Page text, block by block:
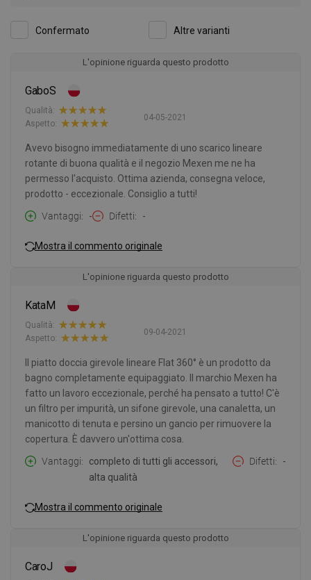
Confermato Altre varianti
L'opinione riguarda questo prodotto
GaboS
04-05-2021
Qualità:
Aspetto:
Avevo bisogno immediatamente di uno scarico lineare
rotante di buona qualità e il negozio Mexen me ne ha
permesso l'acquisto. Ottima azienda, consegna veloce,
prodotto - eccezionale. Consiglio a tutti!
Vantaggi
- Difetti -
Mostra il commento originale
L'opinione riguarda questo prodotto
KataM
09-04-2021
Qualità:
Aspetto:
Il piatto doccia girevole lineare Flat 360° è un prodotto da
bagno completamente equipaggiato. Il marchio Mexen ha
fatto un lavoro eccezionale, perché ha pensato a tutto! C'è
un filtro per impurità, un sifone girevole, una canaletta, un
manicotto di tenuta e persino un gancio per rimuovere la
copertura. È davvero un'ottima cosa.
Vantaggi
completo di tutti gli accessori,
alta qualità
Difetti -
Mostra il commento originale
L'opinione riguarda questo prodotto
CaroJ